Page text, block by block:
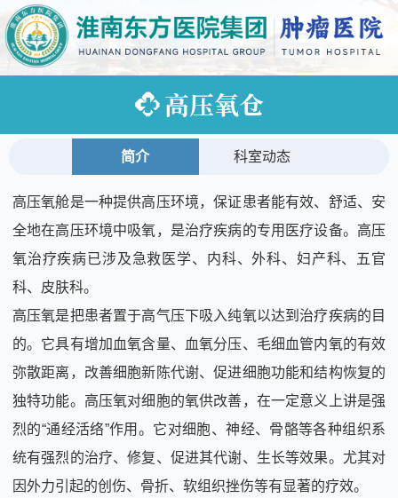
高压氧仓
简介 科室动态
高压氧舱是一种提供高压环境，保证患者能有效、舒适、安
全地在高压环境中吸氧，是治疗疾病的专用医疗设备。高压
氧治疗疾病已涉及急救医学、内科、外科、妇产科、五官
科、皮肤科。
高压氧是把患者置于高气压下吸入纯氧以达到治疗疾病的目
的。它具有增加血氧含量、血氧分压、毛细血管内氧的有效
弥散距离，改善细胞新陈代谢、促进细胞功能和结构恢复的
独特功能。高压氧对细胞的氧供改善，在一定意义上讲是强
烈的“通经活络”作用。它对细胞、神经、骨骼等各种组织系
统有强烈的治疗、修复、促进其代谢、生长等效果。尤其对
因外力引起的创伤、骨折、软组织挫伤等有显著的疗效。